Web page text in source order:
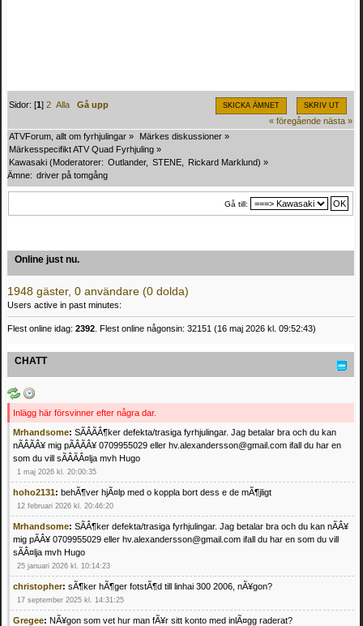
SKICKA ÄMNET SKRIV UT
Sidor: [1]2 Alla
Gå upp
« föregående nästa »
ATVForum, allt om fyrhjulingar » Märkes diskussioner »
Märkesspecifikt ATV Quad Fyrhjuling »
Kawasaki (Moderatorer: Outlander, STENE Rickard Marklund) »
Ämne: driver på tomgång
Gå till:
Online just nu.
1948 gäster, 0 användare (0 dolda)
Users active in past minutes:
Flest online idag: 2392 . Flest online någonsin: 32151 (16 maj 2026 kl. 09:52:43)
CHATT
Inlägg här försvinner efter några dar.
Mrhandsome: SÃÂÃÂ¶ker defekta/trasiga fyrhjulingar. Jag betalar bra och du kan
nÃÂÃÂ¥ mig pÃÂÃÂ¥ 0709955029 eller hv.alexandersson@gmail.com ifall du har en
som du vill sÃÂÃÂ¤lja mvh Hugo
1 maj 2026 kl. 20:00:35
hoho2131: behÃ¶ver hjÃ¤lp med o koppla bort dess e de mÃ¶jligt
12 februari 2026 kl. 20:46:20
Mrhandsome: SÃÂ¶ker defekta/trasiga fyrhjulingar. Jag betalar bra och du kan nÃÂ¥
mig pÃÂ¥ 0709955029 eller hv.alexandersson@gmail.com ifall du har en som du vill
sÃÂ¤lja mvh Hugo
25 januari 2026 kl. 10:14:23
christopher: sÃ¶ker hÃ¶ger fotstÃ¶d till linhai 300 2006, nÃ¥gon?
17 september 2025 kl. 14:31:25
Gregee: NÃ¥gon som vet hur man fÃ¥r sitt konto med inlÃ¤gg raderat?